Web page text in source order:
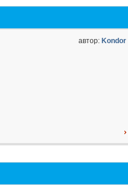
автор: Kondor